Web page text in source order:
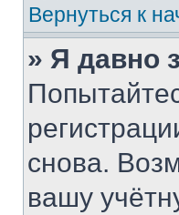
Вернуться к
» Я давно
снова.
вашу